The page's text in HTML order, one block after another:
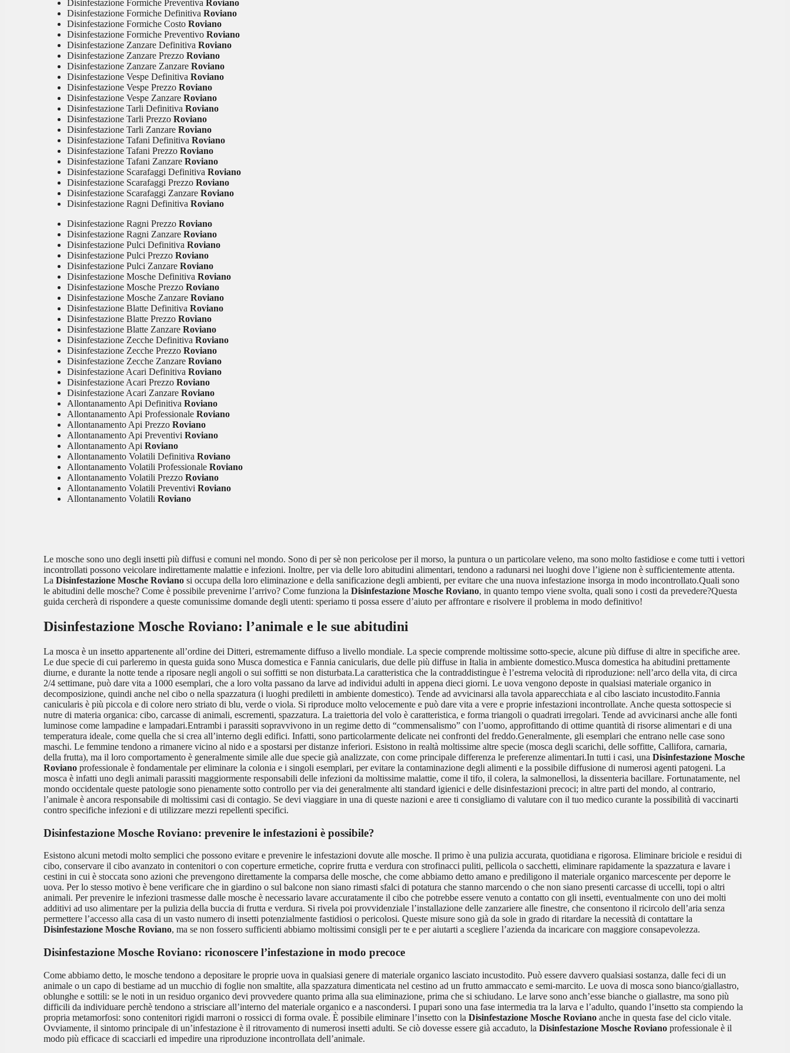
Disinfestazione Formiche Preventiva Roviano
Disinfestazione Formiche Definitiva Roviano
Disinfestazione Formiche Costo Roviano
Disinfestazione Formiche Preventivo Roviano
Disinfestazione Zanzare Definitiva Roviano
Disinfestazione Zanzare Prezzo Roviano
Disinfestazione Zanzare Zanzare Roviano
Disinfestazione Vespe Definitiva Roviano
Disinfestazione Vespe Prezzo Roviano
Disinfestazione Vespe Zanzare Roviano
Disinfestazione Tarli Definitiva Roviano
Disinfestazione Tarli Prezzo Roviano
Disinfestazione Tarli Zanzare Roviano
Disinfestazione Tafani Definitiva Roviano
Disinfestazione Tafani Prezzo Roviano
Disinfestazione Tafani Zanzare Roviano
Disinfestazione Scarafaggi Definitiva Roviano
Disinfestazione Scarafaggi Prezzo Roviano
Disinfestazione Scarafaggi Zanzare Roviano
Disinfestazione Ragni Definitiva Roviano
Disinfestazione Ragni Prezzo Roviano
Disinfestazione Ragni Zanzare Roviano
Disinfestazione Pulci Definitiva Roviano
Disinfestazione Pulci Prezzo Roviano
Disinfestazione Pulci Zanzare Roviano
Disinfestazione Mosche Definitiva Roviano
Disinfestazione Mosche Prezzo Roviano
Disinfestazione Mosche Zanzare Roviano
Disinfestazione Blatte Definitiva Roviano
Disinfestazione Blatte Prezzo Roviano
Disinfestazione Blatte Zanzare Roviano
Disinfestazione Zecche Definitiva Roviano
Disinfestazione Zecche Prezzo Roviano
Disinfestazione Zecche Zanzare Roviano
Disinfestazione Acari Definitiva Roviano
Disinfestazione Acari Prezzo Roviano
Disinfestazione Acari Zanzare Roviano
Allontanamento Api Definitiva Roviano
Allontanamento Api Professionale Roviano
Allontanamento Api Prezzo Roviano
Allontanamento Api Preventivi Roviano
Allontanamento Api Roviano
Allontanamento Volatili Definitiva Roviano
Allontanamento Volatili Professionale Roviano
Allontanamento Volatili Prezzo Roviano
Allontanamento Volatili Preventivi Roviano
Allontanamento Volatili Roviano
Le mosche sono uno degli insetti più diffusi e comuni nel mondo. Sono di per sè non pericolose per il morso, la puntura o un particolare veleno, ma sono molto fastidiose e come tutti i vettori
incontrollati possono veicolare indirettamente malattie e infezioni. Inoltre, per via delle loro abitudini alimentari, tendono a radunarsi nei luoghi dove l’igiene non è sufficientemente attenta.
LaDisinfestazione Mosche Roviano si occupa della loro eliminazione e della sanificazione degli ambienti, per evitare che una nuova infestazione insorga in modo incontrollato.Quali sono
le abitudini delle mosche? Come è possibile prevenirne l’arrivo? Come funziona laDisinfestazione Mosche Roviano, in quanto tempo viene svolta, quali sono i costi da prevedere?Questa
guida cercherà di rispondere a queste comunissime domande degli utenti: speriamo ti possa essere d’aiuto per affrontare e risolvere il problema in modo definitivo!
Disinfestazione Mosche Roviano: l’animale e le sue abitudini
La mosca è un insetto appartenente all’ordine dei Ditteri, estremamente diffuso a livello mondiale. La specie comprende moltissime sotto-specie, alcune più diffuse di altre in specifiche aree.
Le due specie di cui parleremo in questa guida sono Musca domestica e Fannia canicularis, due delle più diffuse in Italia in ambiente domestico.Musca domestica ha abitudini prettamente
diurne, e durante la notte tende a riposare negli angoli o sui soffitti se non disturbata.La caratteristica che la contraddistingue è l’estrema velocità di riproduzione: nell’arco della vita, di circa
2/4 settimane, può dare vita a 1000 esemplari, che a loro volta passano da larve ad individui adulti in appena dieci giorni. Le uova vengono deposte in qualsiasi materiale organico in
decomposizione, quindi anche nel cibo o nella spazzatura (i luoghi prediletti in ambiente domestico). Tende ad avvicinarsi alla tavola apparecchiata e al cibo lasciato incustodito.Fannia
canicularis è più piccola e di colore nero striato di blu, verde o viola. Si riproduce molto velocemente e può dare vita a vere e proprie infestazioni incontrollate. Anche questa sottospecie si
nutre di materia organica: cibo, carcasse di animali, escrementi, spazzatura. La traiettoria del volo è caratteristica, e forma triangoli o quadrati irregolari. Tende ad avvicinarsi anche alle fonti
luminose come lampadine e lampadari.Entrambi i parassiti sopravvivono in un regime detto di “commensalismo” con l’uomo, approfittando di ottime quantità di risorse alimentari e di una
temperatura ideale, come quella che si crea all’interno degli edifici. Infatti, sono particolarmente delicate nei confronti del freddo.Generalmente, gli esemplari che entrano nelle case sono
maschi. Le femmine tendono a rimanere vicino al nido e a spostarsi per distanze inferiori. Esistono in realtà moltissime altre specie (mosca degli scarichi, delle soffitte, Callifora, carnaria,
della frutta), ma il loro comportamento è generalmente simile alle due specie già analizzate, con come principale differenza le preferenze alimentari.In tutti i casi, unaDisinfestazione Mosche
Roviano professionale è fondamentale per eliminare la colonia e i singoli esemplari, per evitare la contaminazione degli alimenti e la possibile diffusione di numerosi agenti patogeni. La
mosca è infatti uno degli animali parassiti maggiormente responsabili delle infezioni da moltissime malattie, come il tifo, il colera, la salmonellosi, la dissenteria bacillare. Fortunatamente, nel
mondo occidentale queste patologie sono pienamente sotto controllo per via dei generalmente alti standard igienici e delle disinfestazioni precoci; in altre parti del mondo, al contrario,
l’animale è ancora responsabile di moltissimi casi di contagio. Se devi viaggiare in una di queste nazioni e aree ti consigliamo di valutare con il tuo medico curante la possibilità di vaccinarti
contro specifiche infezioni e di utilizzare mezzi repellenti specifici.
Disinfestazione Mosche Roviano: prevenire le infestazioni è possibile?
Esistono alcuni metodi molto semplici che possono evitare e prevenire le infestazioni dovute alle mosche. Il primo è una pulizia accurata, quotidiana e rigorosa. Eliminare briciole e residui di
cibo, conservare il cibo avanzato in contenitori o con coperture ermetiche, coprire frutta e verdura con strofinacci puliti, pellicola o sacchetti, eliminare rapidamente la spazzatura e lavare i
cestini in cui è stoccata sono azioni che prevengono direttamente la comparsa delle mosche, che come abbiamo detto amano e prediligono il materiale organico marcescente per deporre le
uova. Per lo stesso motivo è bene verificare che in giardino o sul balcone non siano rimasti sfalci di potatura che stanno marcendo o che non siano presenti carcasse di uccelli, topi o altri
animali. Per prevenire le infezioni trasmesse dalle mosche è necessario lavare accuratamente il cibo che potrebbe essere venuto a contatto con gli insetti, eventualmente con uno dei molti
additivi ad uso alimentare per la pulizia della buccia di frutta e verdura. Si rivela poi provvidenziale l’installazione delle zanzariere alle finestre, che consentono il ricircolo dell’aria senza
permettere l’accesso alla casa di un vasto numero di insetti potenzialmente fastidiosi o pericolosi. Queste misure sono già da sole in grado di ritardare la necessità di contattare la
Disinfestazione Mosche Roviano, ma se non fossero sufficienti abbiamo moltissimi consigli per te e per aiutarti a scegliere l’azienda da incaricare con maggiore consapevolezza.
Disinfestazione Mosche Roviano: riconoscere l’infestazione in modo precoce
Come abbiamo detto, le mosche tendono a depositare le proprie uova in qualsiasi genere di materiale organico lasciato incustodito. Può essere davvero qualsiasi sostanza, dalle feci di un
animale o un capo di bestiame ad un mucchio di foglie non smaltite, alla spazzatura dimenticata nel cestino ad un frutto ammaccato e semi-marcito. Le uova di mosca sono bianco/giallastro,
oblunghe e sottili: se le noti in un residuo organico devi provvedere quanto prima alla sua eliminazione, prima che si schiudano. Le larve sono anch’esse bianche o giallastre, ma sono più
difficili da individuare perchè tendono a strisciare all’interno del materiale organico e a nascondersi. I pupari sono una fase intermedia tra la larva e l’adulto, quando l’insetto sta compiendo la
propria metamorfosi: sono contenitori rigidi marroni o rossicci di forma ovale. È possibile eliminare l’insetto con laDisinfestazione Mosche Roviano anche in questa fase del ciclo vitale.
Ovviamente, il sintomo principale di un’infestazione è il ritrovamento di numerosi insetti adulti. Se ciò dovesse essere già accaduto, laDisinfestazione Mosche Roviano professionale è il
modo più efficace di scacciarli ed impedire una riproduzione incontrollata dell’animale.